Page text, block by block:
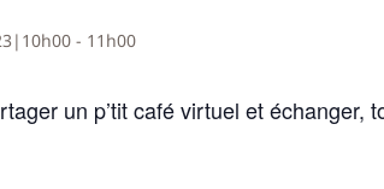
- 11h00
un p’tit café virtuel et échanger,